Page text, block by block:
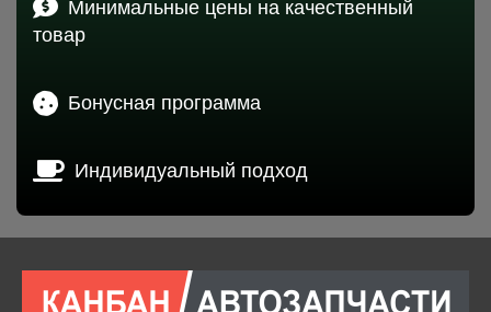
Минимальные цены на качественный
товар
Бонусная программа
Индивидуальный подход